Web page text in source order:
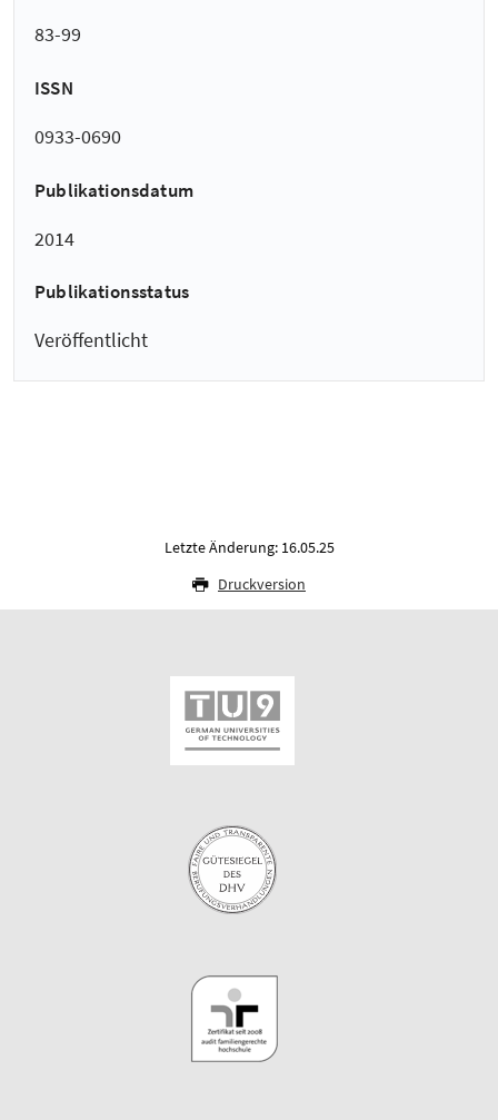
83-99
ISSN
0933-0690
Publikationsdatum
2014
Publikationsstatus
Veröffentlicht
Letzte Änderung: 16.05.25
Druckversion